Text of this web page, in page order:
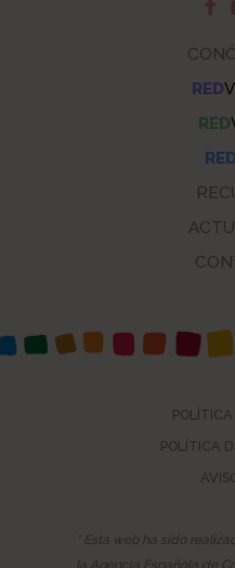
RED
RED
RED
POLÍTICA
POLÍTICA
* Esta web ha sido
la Agencia Española de